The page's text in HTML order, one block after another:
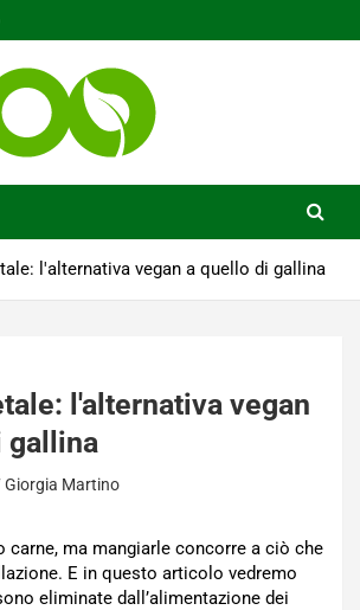
l'alternativa vegan a quello di gallina
l'alternativa vegan
gallina
Giorgia Martino
carne, ma mangiarle concorre a ciò che
E in questo articolo vedremo
eliminate dall’alimentazione dei